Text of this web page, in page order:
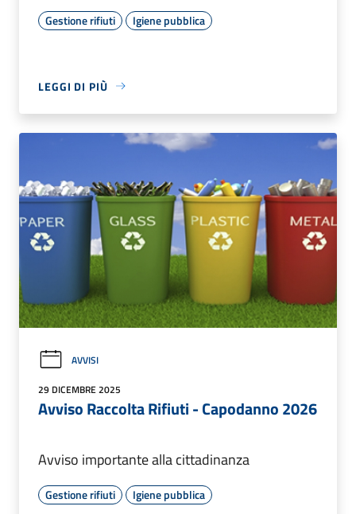
Gestione rifiuti Igiene pubblica
LEGGI DI PIÙ
AVVISI
29 DICEMBRE 2025
Avviso Raccolta Rifiuti - Capodanno 2026
Avviso importante alla cittadinanza
Gestione rifiuti Igiene pubblica